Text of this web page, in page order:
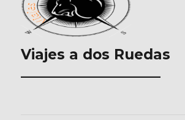
Viajes a dos Ruedas
___________________